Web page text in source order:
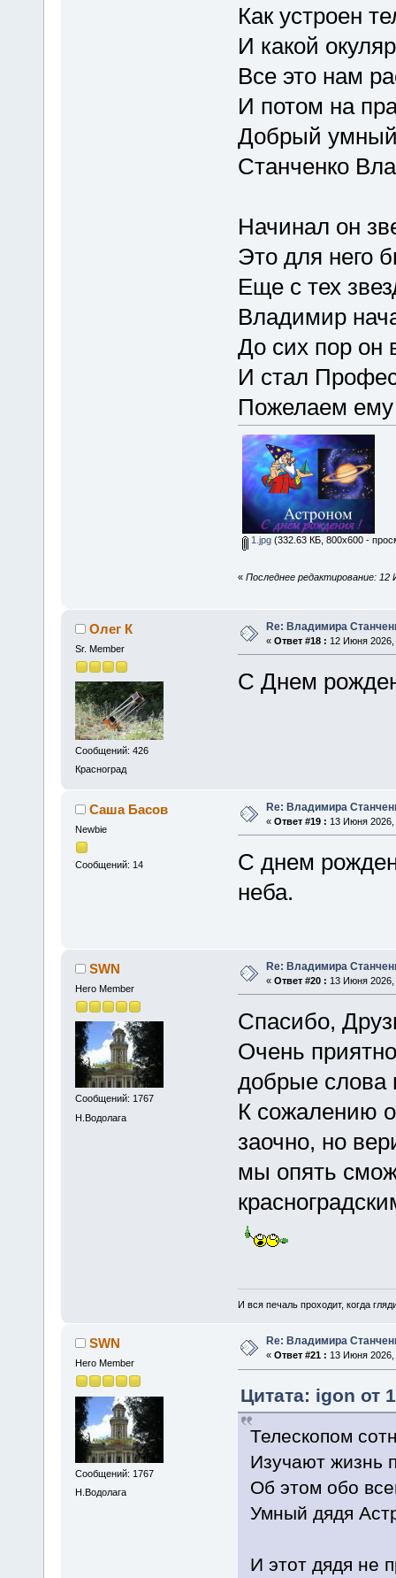
Как устроен
И какой
Все это нам
И потом на
Добрый
Станченко
Начинал он
Это для него
Еще с тех
Владимир
До сих пор он
И стал
Пожелаем ему
1.jpg(332.63 КБ, 800x600 -
« Последнее редактирование: 12
Олег К
Sr. Member
Сообщений: 426
Красноград
Re: Владимира
« Ответ #18 : 12 Июня 2026,
С Днем
Саша Басов
Newbie
Сообщений: 14
Re: Владимира
« Ответ #19 : 13 Июня 2026,
С днем
неба.
SWN
Hero Member
Сообщений: 1767
Н.Водолага
Re: Владимира
« Ответ #20 : 13 Июня 2026,
Спасибо,
Очень
добрые
К сожалению
заочно, но
мы опять
И вся печаль проходит, когда
SWN
Hero Member
Сообщений: 1767
Н.Водолага
Re: Владимира
« Ответ #21 : 13 Июня 2026,
Цитата: igon от
Телескопом
Изучают жизнь
Об этом обо
Умный дядя
И этот дядя не